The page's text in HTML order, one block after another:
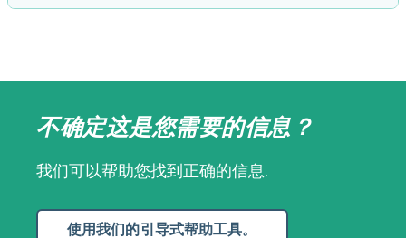
不确定这是您需要的信息？
我们可以帮助您找到正确的信息.
使用我们的引导式帮助工具。